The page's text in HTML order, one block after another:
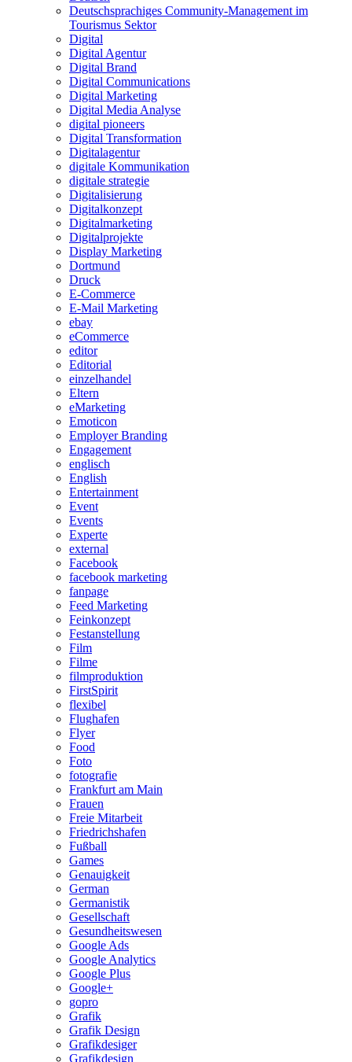
Deutschsprachiges Community-Management im
Tourismus Sektor
Digital
Digital Agentur
Digital Brand
Digital Communications
Digital Marketing
Digital Media Analyse
digital pioneers
Digital Transformation
Digitalagentur
digitale Kommunikation
digitale strategie
Digitalisierung
Digitalkonzept
Digitalmarketing
Digitalprojekte
Display Marketing
Dortmund
Druck
E-Commerce
E-Mail Marketing
ebay
eCommerce
editor
Editorial
einzelhandel
Eltern
eMarketing
Emoticon
Employer Branding
Engagement
englisch
English
Entertainment
Event
Events
Experte
external
Facebook
facebook marketing
fanpage
Feed Marketing
Feinkonzept
Festanstellung
Film
Filme
filmproduktion
FirstSpirit
flexibel
Flughafen
Flyer
Food
Foto
fotografie
Frankfurt am Main
Frauen
Freie Mitarbeit
Friedrichshafen
Fußball
Games
Genauigkeit
German
Germanistik
Gesellschaft
Gesundheitswesen
Google Ads
Google Analytics
Google Plus
Google+
gopro
Grafik
Grafik Design
Grafikdesiger
Grafikdesign